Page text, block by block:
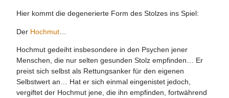
Hier kommt die degenerierte Form des Stolzes ins Spiel:
Der Hochmut
Hochmut gedeiht insbesondere in den Psychen jener
Menschen, die nur selten gesunden Stolz empfinden… Er
preist sich selbst als Rettungsanker für den eigenen
Selbstwert an… Hat er sich einmal eingenistet jedoch,
vergiftet der Hochmut jene, die ihn empfinden, fortwährend